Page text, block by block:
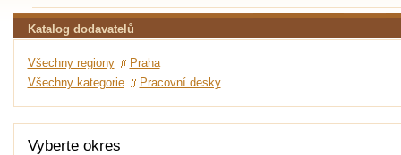
Katalog dodavatelů
Všechny regiony
Praha
Všechny kategorie
Pracovní desky
Vyberte okres